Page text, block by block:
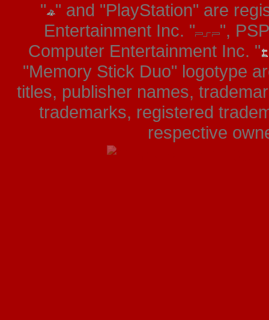
" " and "PlayStation" are
Entertainment Inc. "
",
Computer Entertainment Inc. "
"Memory Stick Duo" logotype
titles, publisher names,
trademarks, registered
respective